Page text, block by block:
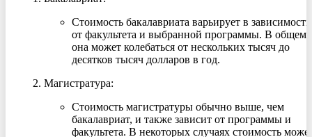
Стоимость бакалавриата варьирует в зависимости
от факультета и выбранной программы. В общем,
она может колебаться от нескольких тысяч до
десятков тысяч долларов в год.
Магистратура:
Стоимость магистратуры обычно выше, чем
бакалавриат, и также зависит от программы и
факультета. В некоторых случаях стоимость